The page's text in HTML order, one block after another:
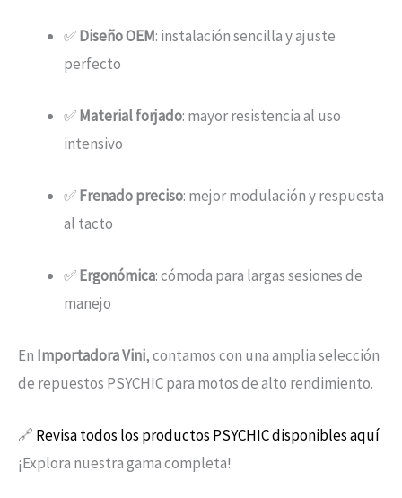
✅Diseño OEM: instalación sencilla y ajuste
perfecto
✅Material forjado: mayor resistencia al uso
intensivo
✅Frenado preciso: mejor modulación y respuesta
al tacto
✅Ergonómica: cómoda para largas sesiones de
manejo
En Importadora Vini, contamos con una amplia selección
de repuestos PSYCHIC para motos de alto rendimiento.
🔗 Revisa todos los productos PSYCHIC disponibles aquí
¡Explora nuestra gama completa!